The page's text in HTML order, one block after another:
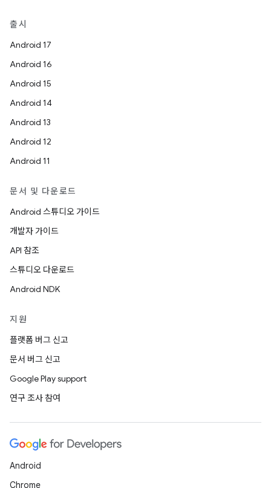
출시
Android 17
Android 16
Android 15
Android 14
Android 13
Android 12
Android 11
문서 및 다운로드
Android 스튜디오 가이드
개발자 가이드
API 참조
스튜디오 다운로드
Android NDK
지원
플랫폼 버그 신고
문서 버그 신고
Google Play support
연구 조사 참여
Android
Chrome